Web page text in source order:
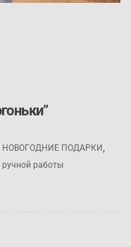
НОВОГОДНИЕ ПОДАРКИ ,
ручной работы